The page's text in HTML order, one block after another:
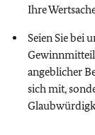
Ihre
Seien Sie bei
angeblicher
sich mit,